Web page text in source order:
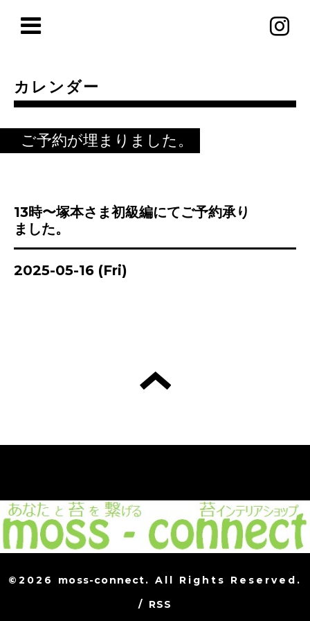
カレンダー
ご予約が埋まりました。
13時〜塚本さま初級編にてご予約承り
ました。
2025-05-16 (Fri)
©2026 moss-connect. All Rights Reserved.
/ RSS